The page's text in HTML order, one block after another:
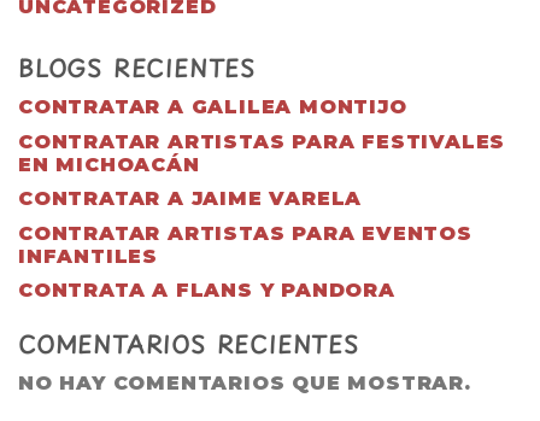
UNCATEGORIZED
BLOGS RECIENTES
CONTRATAR A GALILEA MONTIJO
CONTRATAR ARTISTAS PARA FESTIVALES
EN MICHOACÁN
CONTRATAR A JAIME VARELA
CONTRATAR ARTISTAS PARA EVENTOS
INFANTILES
CONTRATA A FLANS Y PANDORA
COMENTARIOS RECIENTES
NO HAY COMENTARIOS QUE MOSTRAR.